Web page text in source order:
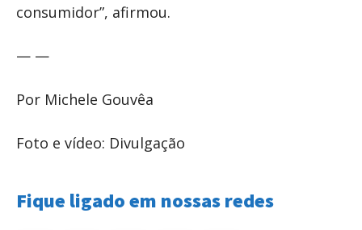
consumidor”, afirmou.
— —
Por Michele Gouvêa
Foto e vídeo: Divulgação
Fique ligado em nossas redes